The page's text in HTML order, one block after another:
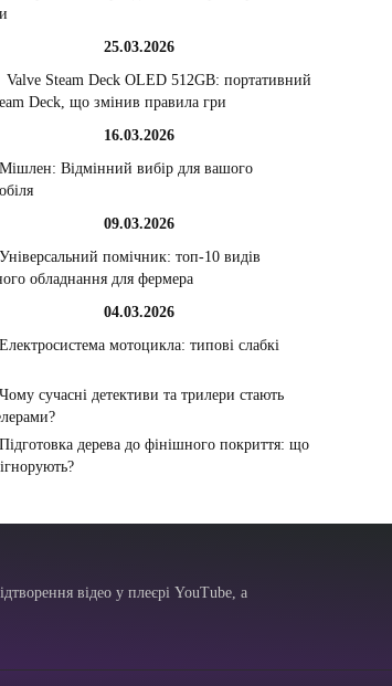
25.03.2026
Valve Steam Deck OLED 512GB: портативний
Deck, що змінив правила гри
16.03.2026
Мішлен: Відмінний вибір для вашого
09.03.2026
Універсальний помічник: топ-10 видів
обладнання для фермера
04.03.2026
Електросистема мотоцикла: типові слабкі
Чому сучасні детективи та трилери стають
Підготовка дерева до фінішного покриття: що
відео у плеєрі YouTube, а